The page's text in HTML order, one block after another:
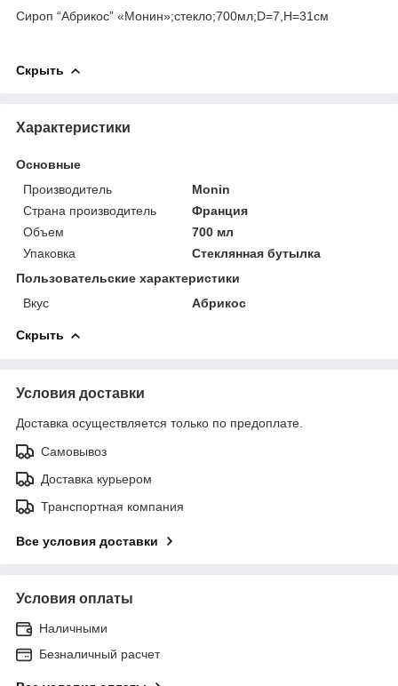
Сироп “Абрикос” «Монин»;стекло;700мл;D=7,H=31см
Скрыть
Характеристики
Основные
Производитель
Monin
Страна производитель
Франция
Объем
700 мл
Упаковка
Стеклянная бутылка
Пользовательские характеристики
Вкус
Абрикос
Скрыть
Условия доставки
Доставка осуществляется только по предоплате.
Самовывоз
Доставка курьером
Транспортная компания
Все условия доставки
Условия оплаты
Наличными
Безналичный расчет